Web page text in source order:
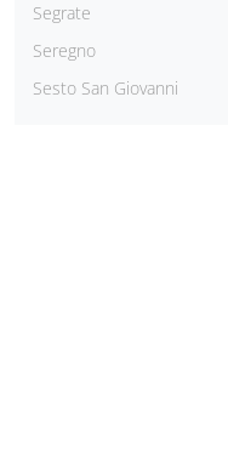
Segrate
Seregno
Sesto San Giovanni